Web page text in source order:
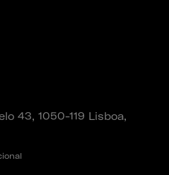
43, 1050-119 Lisboa,